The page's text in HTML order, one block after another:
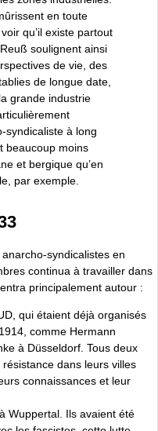
en toute
qu’il existe partout
soulignent ainsi
de vie, des
de longue date,
grande industrie
syndicaliste à long
beaucoup moins
et bergique qu’en
par exemple.
syndicalistes en
continua à travailler dans
principalement autour :
qui étaient déjà organisés
comme Hermann
à Düsseldorf. Tous deux
dans leurs villes
connaissances et leur
Wuppertal. Ils avaient été